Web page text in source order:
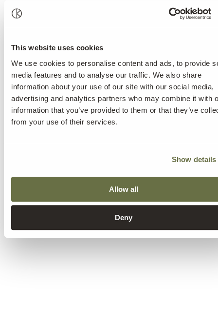
This website uses cookies
We use cookies to personalise content and ads, to provide
media features and to analyse our traffic. We also share
information about your use of our site with our social media,
advertising and analytics partners who may combine it with
information that you’ve provided to them or that they’ve
from your use of their services.
Show details
Allow all
Deny